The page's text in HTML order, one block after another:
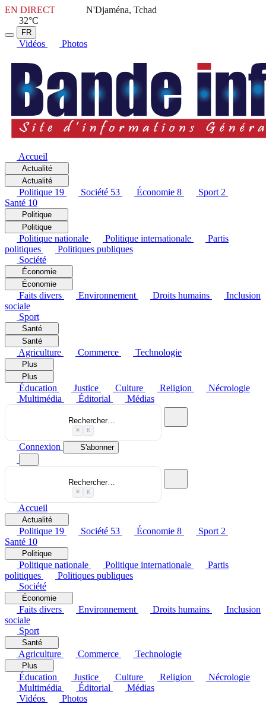
EN DIRECT
N'Djaména, Tchad
32°C
FR
Vidéos Photos
Accueil
Actualité
Actualité
Politique 19 Société 53 Économie 8 Sport 2
Santé 10
Politique
Politique
Politique nationale Politique internationale
Partis
politiques
Politiques publiques
Société
Économie
Économie
Faits divers Environnement Droits humains
Inclusion
sociale
Sport
Santé
Santé
Agriculture Commerce Technologie
Plus
Plus
Éducation Justice Culture Religion
Nécrologie
Multimédia
Éditorial Médias
Rechercher…
⌘ K
Connexion S'abonner
Rechercher…
⌘ K
Accueil
Actualité
Politique 19 Société 53 Économie 8 Sport 2
Santé 10
Politique
Politique nationale Politique internationale
Partis
politiques
Politiques publiques
Société
Économie
Faits divers Environnement Droits humains
Inclusion
sociale
Sport
Santé
Agriculture Commerce Technologie
Plus
Éducation Justice Culture Religion
Nécrologie
Multimédia
Éditorial
Médias
Vidéos
Photos